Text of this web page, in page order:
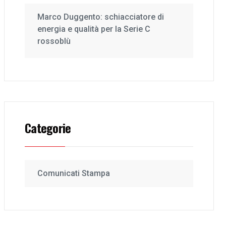
Marco Duggento: schiacciatore di
energia e qualità per la Serie C
rossoblù
Categorie
Comunicati Stampa